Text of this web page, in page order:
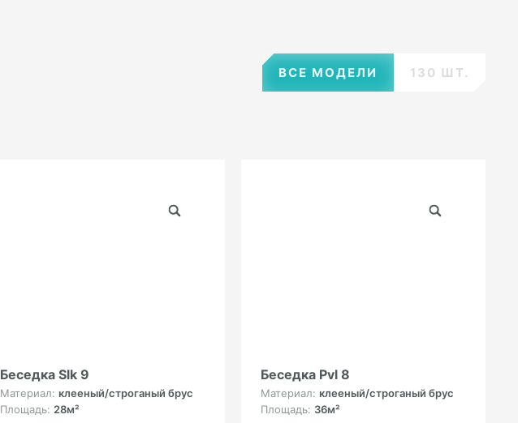
ВСЕ МОДЕЛИ 130 ШТ.
Беседка Slk 9
Материал: клееный/строганый брус
Площадь: 28м²
Беседка Pvl 8
Материал: клееный/строганый брус
Площадь: 36м²